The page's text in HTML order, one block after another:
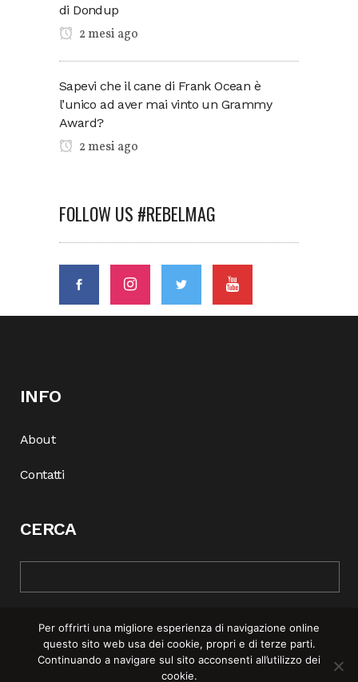
di Dondup
2 mesi ago
Sapevi che il cane di Frank Ocean è
l’unico ad aver mai vinto un Grammy
Award?
2 mesi ago
FOLLOW US #REBELMAG
INFO
About
Contatti
CERCA
Per offrirti una migliore esperienza di navigazione online
questo sito web usa dei cookie, propri e di terze parti.
Continuando a navigare sul sito acconsenti all’utilizzo dei
cookie.